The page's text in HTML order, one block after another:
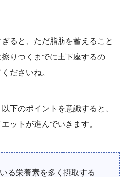
ると、ただ脂肪を蓄えること
りつくまでに土下座するの
ださいね。
下のポイントを意識すると、
ットが進んでいきます。
る栄養素を多く摂取する